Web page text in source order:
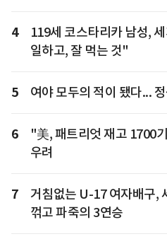
4
119세 코스타리카 남성,
일하고, 잘 먹는 것"
5 여야 모두의 적이 됐다...
6
"美, 패트리엇 재고 1700
우려
7
거침없는 U-17 여자배구,
꺾고 파죽의 3연승